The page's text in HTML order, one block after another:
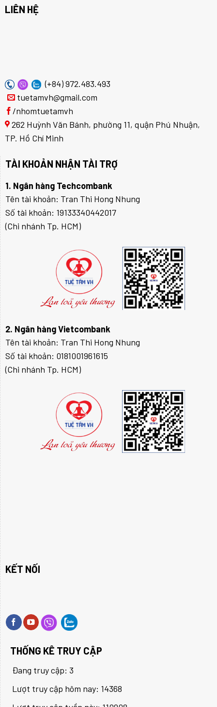
LIÊN HỆ
(+84) 972.483.493
tuetamvh@gmail.com
/nhomtuetamvh
262 Huỳnh Văn Bánh, phường 11, quận Phú Nhuận,
TP. Hồ Chí Minh
TÀI KHOẢN NHẬN TÀI TRỢ
1. Ngân hàng Techcombank
Tên tài khoản: Tran Thi Hong Nhung
Số tài khoản: 19133340442017
(Chi nhánh Tp. HCM)
2. Ngân hàng Vietcombank
Tên tài khoản: Tran Thi Hong Nhung
Số tài khoản: 0181001961615
(Chi nhánh Tp. HCM)
KẾT NỐI
THỐNG KÊ TRUY CẬP
Đang truy cập: 3
Lượt truy cập hôm nay: 14368